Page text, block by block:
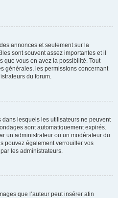
annonces et seulement sur la
sont souvent assez importantes et il
que vous en avez la possibilité. Tout
générales, les permissions concernant
du forum.
dans lesquels les utilisateurs ne peuvent
sont automatiquement expirés.
un administrateur ou un modérateur du
pouvez également verrouiller vos
les administrateurs.
que l’auteur peut insérer afin